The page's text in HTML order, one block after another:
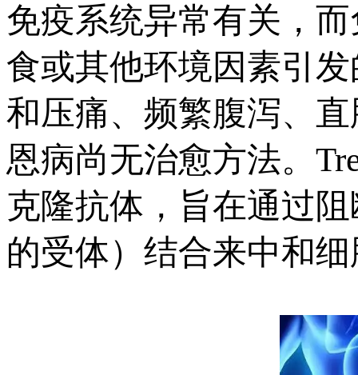
免疫系统异常有关，
食或其他环境因素引
和压痛、频繁腹泻、
恩病尚无治愈方法。
克隆抗体，旨在通过
的受体）结合来中和